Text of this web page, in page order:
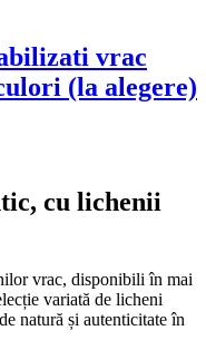
vrac
(la alegere)
cu lichenii
vrac, disponibili în mai
variată de licheni
natură și autenticitate în